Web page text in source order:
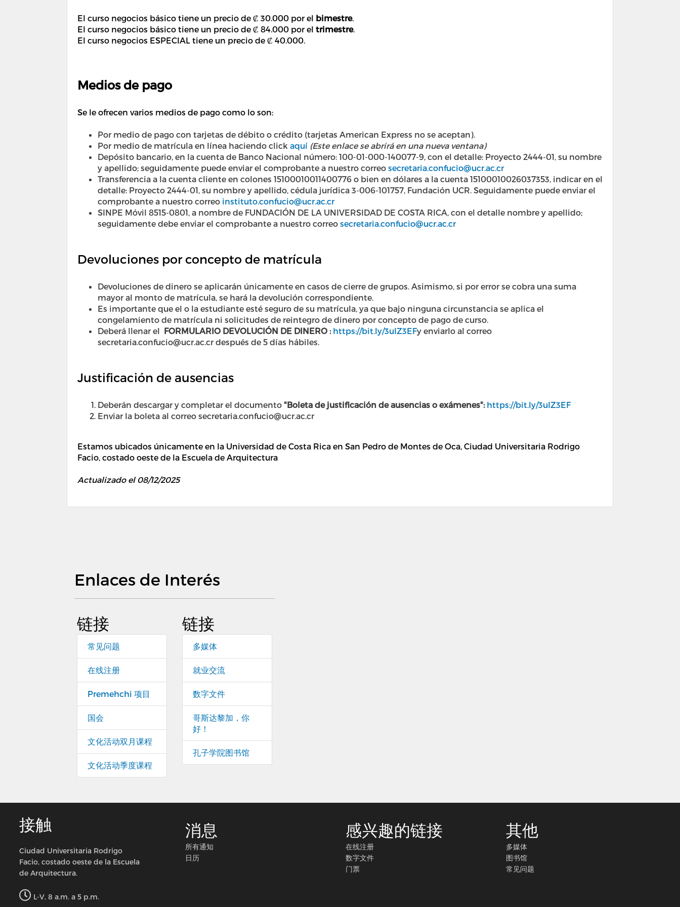
El curso negocios básico tiene un precio de ₡ 30.000 por el bimestre.
El curso negocios básico tiene un precio de ₡ 84.000 por el trimestre.
El curso negocios ESPECIAL tiene un precio de ₡ 40.000.
Medios de pago
Se le ofrecen varios medios de pago como lo son:
Por medio de pago con tarjetas de débito o crédito (tarjetas American Express no se aceptan). ​
Por medio de matrícula en línea haciendo click aquí (Este enlace se abrirá en una nueva ventana)
Depósito bancario, en la cuenta de Banco Nacional número: 100-01-000-140077-9, con el detalle: Proyecto 2444-01, su nombre
y apellido; seguidamente puede enviar el comprobante a nuestro correo secretaria.confucio@ucr.ac.cr
Transferencia a la cuenta cliente en colones 15100010011400776 o bien en dólares a la cuenta 15100010026037353, indicar en el
detalle: Proyecto 2444-01, su nombre y apellido, cédula jurídica 3-006-101757, Fundación UCR. Seguidamente puede enviar el
comprobante a nuestro correo instituto.confucio@ucr.ac.cr
SINPE Móvil 8515-0801, a nombre de FUNDACIÓN DE LA UNIVERSIDAD DE COSTA RICA, con el detalle nombre y apellido;
seguidamente debe enviar el comprobante a nuestro correo secretaria.confucio@ucr.ac.cr
Devoluciones por concepto de matrícula
Devoluciones de dinero se aplicarán únicamente en casos de cierre de grupos. Asimismo, si por error se cobra una suma
mayor al monto de matrícula, se hará la devolución correspondiente.
Es importante que el o la estudiante esté seguro de su matrícula, ya que bajo ninguna circunstancia se aplica el
congelamiento de matrícula ni solicitudes de reintegro de dinero por concepto de pago de curso.
Deberá llenar el FORMULARIO DEVOLUCIÓN DE DINERO : https://bit.ly/3uIZ3EFy enviarlo al correo
secretaria.confucio@ucr.ac.cr después de 5 días hábiles.
Justificación de ausencias
Deberán descargar y completar el documento "Boleta de justificación de ausencias o exámenes": https://bit.ly/3uIZ3EF
Enviar la boleta al correo secretaria.confucio@ucr.ac.cr
Estamos ubicados únicamente en la Universidad de Costa Rica en San Pedro de Montes de Oca, Ciudad Universitaria Rodrigo
Facio, costado oeste de la Escuela de Arquitectura
Actualizado el 08/12/2025
Enlaces de Interés
链接
常见问题
在线注册
Premehchi 项目
国会
文化活动双月课程
文化活动季度课程
链接
多媒体
就业交流
数字文件
哥斯达黎加，你
好！
孔子学院图书馆
接触
Ciudad Universitaria Rodrigo
Facio, costado oeste de la Escuela
de Arquitectura.
L-V, 8 a.m. a 5 p.m.
消息
所有通知
日历
感兴趣的链接
在线注册
数字文件
门票
其他
多媒体
图书馆
常见问题